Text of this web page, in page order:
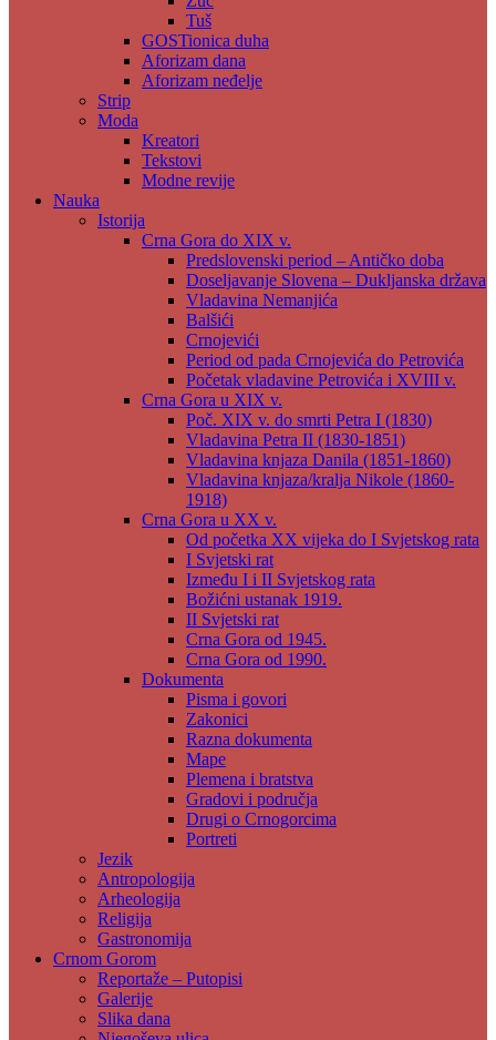
Tuš
GOSTionica duha
Aforizam dana
Aforizam neđelje
Strip
Moda
Kreatori
Tekstovi
Modne revije
Nauka
Istorija
Crna Gora do XIX v.
Predslovenski period – Antičko doba
Doseljavanje Slovena – Dukljanska država
Vladavina Nemanjića
Balšići
Crnojevići
Period od pada Crnojevića do Petrovića
Početak vladavine Petrovića i XVIII v.
Crna Gora u XIX v.
Poč. XIX v. do smrti Petra I (1830)
Vladavina Petra II (1830-1851)
Vladavina knjaza Danila (1851-1860)
Vladavina knjaza/kralja Nikole (1860-
1918)
Crna Gora u XX v.
Od početka XX vijeka do I Svjetskog rata
I Svjetski rat
Između I i II Svjetskog rata
Božićni ustanak 1919.
II Svjetski rat
Crna Gora od 1945.
Crna Gora od 1990.
Dokumenta
Pisma i govori
Zakonici
Razna dokumenta
Mape
Plemena i bratstva
Gradovi i područja
Drugi o Crnogorcima
Portreti
Jezik
Antropologija
Arheologija
Religija
Gastronomija
Crnom Gorom
Reportaže – Putopisi
Galerije
Slika dana